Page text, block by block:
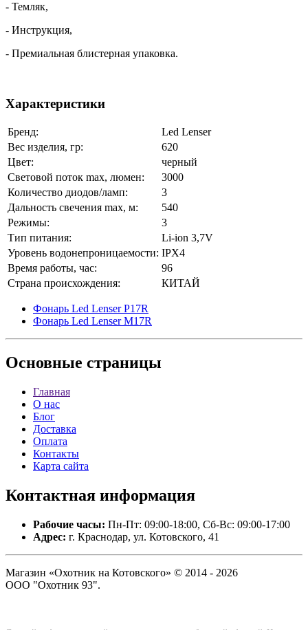
- Темляк,
- Инструкция,
- Премиальная блистерная упаковка.
Характеристики
Бренд:
Led Lenser
Вес изделия, гр:
620
Цвет:
черный
Световой поток max, люмен:
3000
Количество диодов/ламп:
3
Дальность свечения max, м:
540
Режимы:
3
Тип питания:
Li-ion 3,7V
Уровень водонепроницаемости: IPX4
Время работы, час:
96
Страна происхождения:
КИТАЙ
Фонарь Led Lenser P17R
Фонарь Led Lenser M17R
Основные страницы
Главная
О нас
Блог
Доставка
Оплата
Контакты
Карта сайта
Контактная информация
Рабочие часы: Пн-Пт: 09:00-18:00, Сб-Вс: 09:00-17:00
Адрес: г. Краснодар, ул. Котовского, 41
Магазин «Охотник на Котовского» © 2014 - 2026
ООО "Охотник 93".